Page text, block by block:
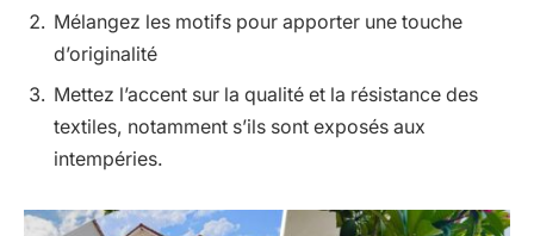
Mélangez les motifs pour apporter une touche
d’originalité
Mettez l’accent sur la qualité et la résistance des
textiles, notamment s’ils sont exposés aux
intempéries.